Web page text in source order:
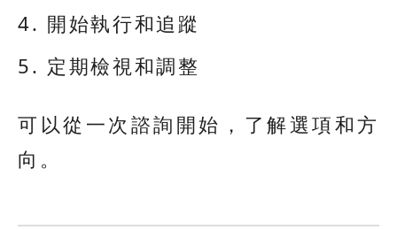
開始執行和追蹤
定期檢視和調整
可以從一次諮詢開始，了解選項和方
向。